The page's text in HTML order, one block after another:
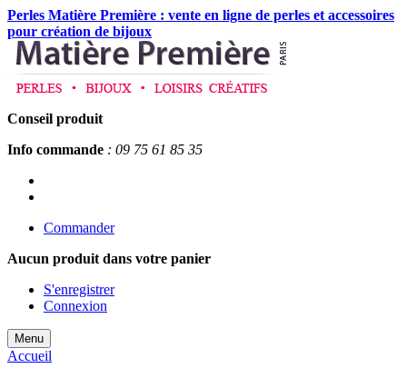
Perles Matière Première : vente en ligne de perles et accessoires
pour création de bijoux
Conseil produit
Info commande : 09 75 61 85 35
Commander
Aucun produit dans votre panier
S'enregistrer
Connexion
Menu
Accueil